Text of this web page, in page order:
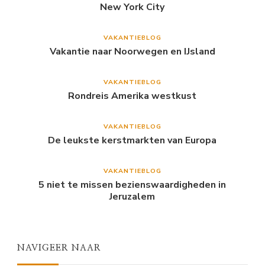
New York City
VAKANTIEBLOG
Vakantie naar Noorwegen en IJsland
VAKANTIEBLOG
Rondreis Amerika westkust
VAKANTIEBLOG
De leukste kerstmarkten van Europa
VAKANTIEBLOG
5 niet te missen bezienswaardigheden in
Jeruzalem
NAVIGEER NAAR